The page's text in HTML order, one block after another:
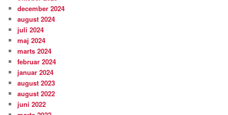
december 2024
august 2024
juli 2024
maj 2024
marts 2024
februar 2024
januar 2024
august 2023
august 2022
juni 2022